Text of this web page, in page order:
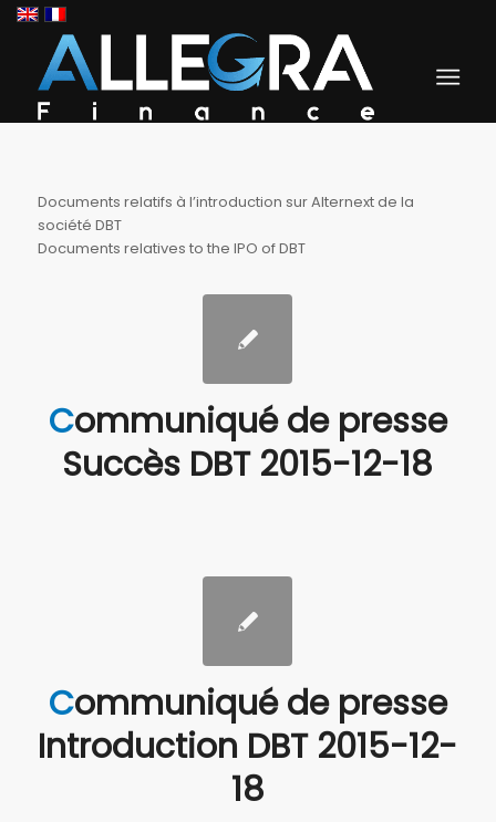
Documents relatifs à l’introduction sur Alternext de la
société DBT
Documents relatives to the IPO of DBT
Communiqué de presse
Succès DBT 2015-12-18
Communiqué de presse
Introduction DBT 2015-12-
18